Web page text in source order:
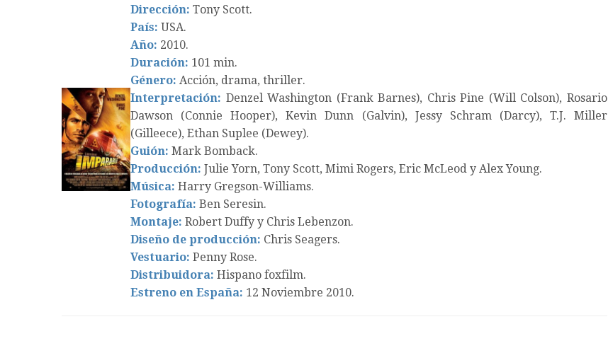
Dirección: Tony Scott.
País: USA.
Año: 2010.
Duración: 101 min.
Género: Acción, drama, thriller.
Interpretación: Denzel Washington (Frank Barnes), Chris Pine (Will Colson), Rosario
Dawson (Connie Hooper), Kevin Dunn (Galvin), Jessy Schram (Darcy), T.J. Miller
(Gilleece), Ethan Suplee (Dewey).
Guión: Mark Bomback.
Producción: Julie Yorn, Tony Scott, Mimi Rogers, Eric McLeod y Alex Young.
Música: Harry Gregson-Williams.
Fotografía: Ben Seresin.
Montaje: Robert Duffy y Chris Lebenzon.
Diseño de producción: Chris Seagers.
Vestuario: Penny Rose.
Distribuidora: Hispano foxfilm.
Estreno en España: 12 Noviembre 2010.